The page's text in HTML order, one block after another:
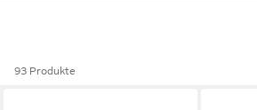
93 Produkte